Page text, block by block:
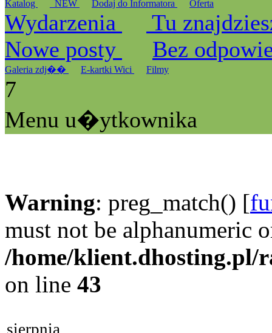
Katalog _NEW Dodaj do Informatora Oferta
Wydarzenia
Tu
Nowe posty
Bez
Galeria zdj�� E-kartki Wici Filmy
7
Menu u�ytkownika
Warning: preg_match() [
must not be alphanumeric
/home/klient.dhosting.pl/
on line 43
sierpnia